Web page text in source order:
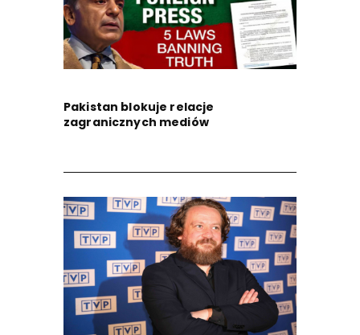
Pakistan blokuje relacje
zagranicznych mediów